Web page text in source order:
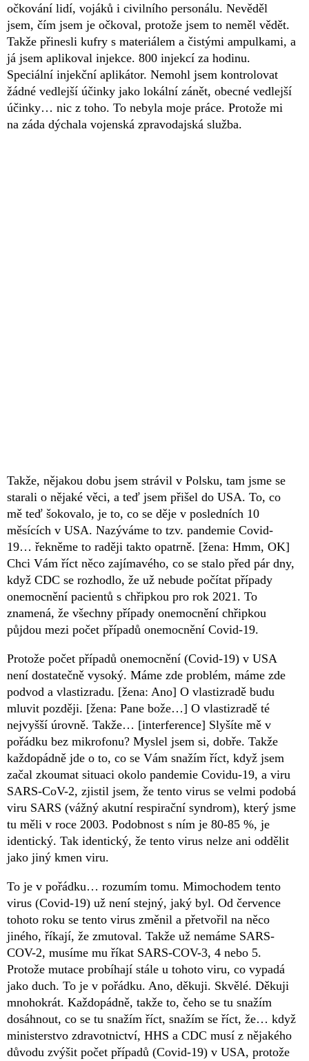
očkování lidí, vojáků i civilního personálu. Nevěděl
jsem, čím jsem je očkoval, protože jsem to neměl vědět.
Takže přinesli kufry s materiálem a čistými ampulkami, a
já jsem aplikoval injekce. 800 injekcí za hodinu.
Speciální injekční aplikátor. Nemohl jsem kontrolovat
žádné vedlejší účinky jako lokální zánět, obecné vedlejší
účinky… nic z toho. To nebyla moje práce. Protože mi
na záda dýchala vojenská zpravodajská služba.
Takže, nějakou dobu jsem strávil v Polsku, tam jsme se
starali o nějaké věci, a teď jsem přišel do USA. To, co
mě teď šokovalo, je to, co se děje v posledních 10
měsících v USA. Nazýváme to tzv. pandemie Covid-
19… řekněme to raději takto opatrně. [žena: Hmm, OK]
Chci Vám říct něco zajímavého, co se stalo před pár dny,
když CDC se rozhodlo, že už nebude počítat případy
onemocnění pacientů s chřipkou pro rok 2021. To
znamená, že všechny případy onemocnění chřipkou
půjdou mezi počet případů onemocnění Covid-19.
Protože počet případů onemocnění (Covid-19) v USA
není dostatečně vysoký. Máme zde problém, máme zde
podvod a vlastizradu. [žena: Ano] O vlastizradě budu
mluvit později. [žena: Pane bože…] O vlastizradě té
nejvyšší úrovně. Takže… [interference] Slyšíte mě v
pořádku bez mikrofonu? Myslel jsem si, dobře. Takže
každopádně jde o to, co se Vám snažím říct, když jsem
začal zkoumat situaci okolo pandemie Covidu-19, a viru
SARS-CoV-2, zjistil jsem, že tento virus se velmi podobá
viru SARS (vážný akutní respirační syndrom), který jsme
tu měli v roce 2003. Podobnost s ním je 80-85 %, je
identický. Tak identický, že tento virus nelze ani oddělit
jako jiný kmen viru.
To je v pořádku… rozumím tomu. Mimochodem tento
virus (Covid-19) už není stejný, jaký byl. Od července
tohoto roku se tento virus změnil a přetvořil na něco
jiného, říkají, že zmutoval. Takže už nemáme SARS-
COV-2, musíme mu říkat SARS-COV-3, 4 nebo 5.
Protože mutace probíhají stále u tohoto viru, co vypadá
jako duch. To je v pořádku. Ano, děkuji. Skvělé. Děkuji
mnohokrát. Každopádně, takže to, čeho se tu snažím
dosáhnout, co se tu snažím říct, snažím se říct, že… když
ministerstvo zdravotnictví, HHS a CDC musí z nějakého
důvodu zvýšit počet případů (Covid-19) v USA, protože